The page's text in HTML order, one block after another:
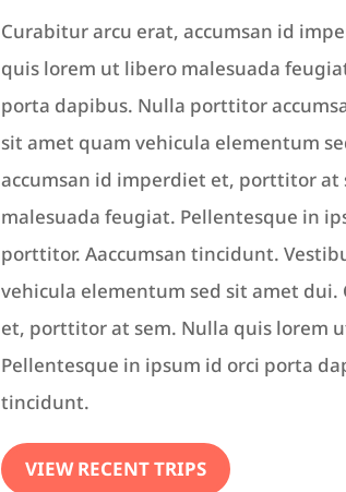
Curabitur arcu erat, accumsan id
quis lorem ut libero malesuada
porta dapibus. Nulla porttitor
sit amet quam vehicula elementum
accumsan id imperdiet et, porttitor
malesuada feugiat. Pellentesque in
porttitor. Aaccumsan tincidunt.
vehicula elementum sed sit amet
et, porttitor at sem. Nulla quis lorem
Pellentesque in ipsum id orci porta
tincidunt.
VIEW RECENT TRIPS